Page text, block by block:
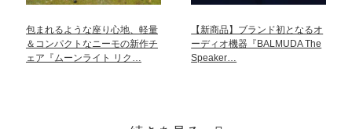
包まれるような座り心地、軽量
＆コンパクトなニーモの新作チ
ェア『ムーンライト リク…
【新商品】ブランド初となるオ
ーディオ機器『BALMUDA The
Speaker…